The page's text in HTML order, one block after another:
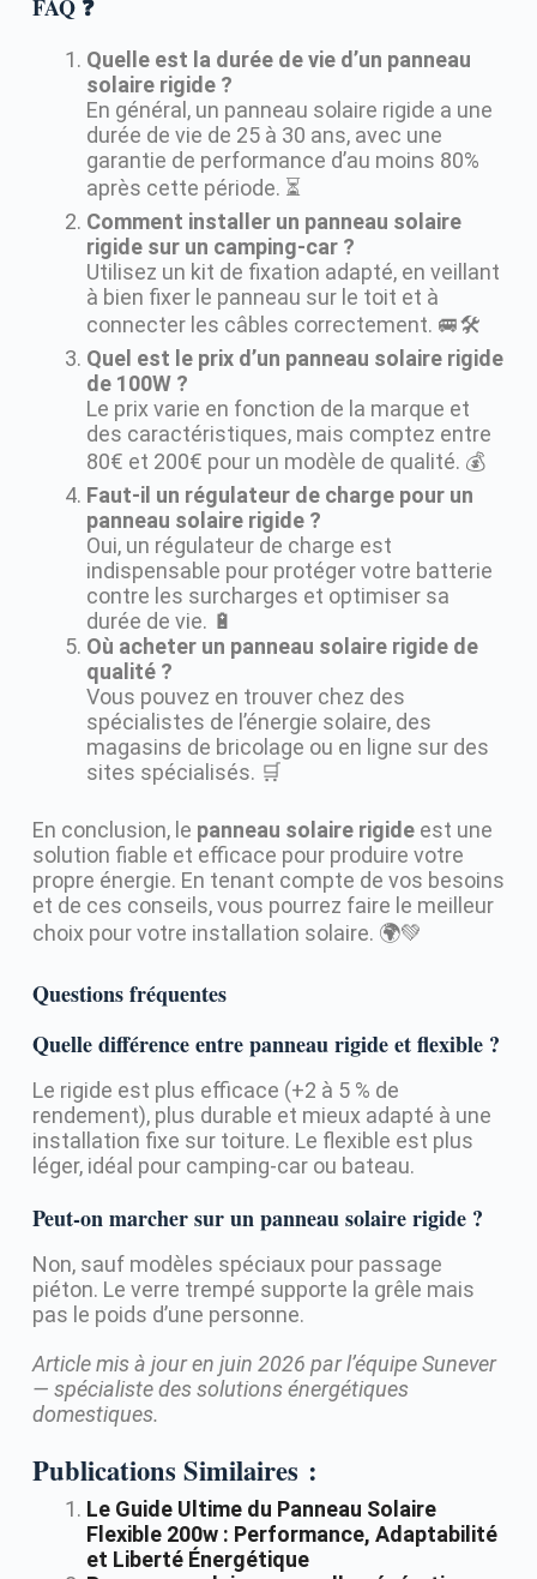
FAQ ❓
Quelle est la durée de vie d’un panneau
solaire rigide ?
En général, un panneau solaire rigide a une
durée de vie de 25 à 30 ans, avec une
garantie de performance d’au moins 80%
après cette période. ⏳
Comment installer un panneau solaire
rigide sur un camping-car ?
Utilisez un kit de fixation adapté, en veillant
à bien fixer le panneau sur le toit et à
connecter les câbles correctement. 🚐🛠️
Quel est le prix d’un panneau solaire rigide
de 100W ?
Le prix varie en fonction de la marque et
des caractéristiques, mais comptez entre
80€ et 200€ pour un modèle de qualité. 💰
Faut-il un régulateur de charge pour un
panneau solaire rigide ?
Oui, un régulateur de charge est
indispensable pour protéger votre batterie
contre les surcharges et optimiser sa
durée de vie. 🔋
Où acheter un panneau solaire rigide de
qualité ?
Vous pouvez en trouver chez des
spécialistes de l’énergie solaire, des
magasins de bricolage ou en ligne sur des
sites spécialisés. 🛒
En conclusion, le panneau solaire rigideest une
solution fiable et efficace pour produire votre
propre énergie. En tenant compte de vos besoins
et de ces conseils, vous pourrez faire le meilleur
choix pour votre installation solaire. 🌍💚
Questions fréquentes
Quelle différence entre panneau rigide et flexible ?
Le rigide est plus efficace (+2 à 5 % de
rendement), plus durable et mieux adapté à une
installation fixe sur toiture. Le flexible est plus
léger, idéal pour camping-car ou bateau.
Peut-on marcher sur un panneau solaire rigide ?
Non, sauf modèles spéciaux pour passage
piéton. Le verre trempé supporte la grêle mais
pas le poids d’une personne.
Article mis à jour en juin 2026 par l’équipe Sunever
— spécialiste des solutions énergétiques
domestiques.
Publications Similaires :
Le Guide Ultime du Panneau Solaire
Flexible 200w : Performance, Adaptabilité
et Liberté Énergétique